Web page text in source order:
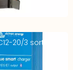
20/3 sorties –